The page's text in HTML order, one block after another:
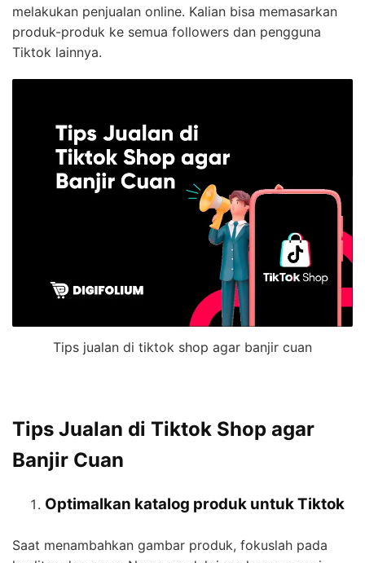
melakukan penjualan online. Kalian bisa memasarkan
produk-produk ke semua followers dan pengguna
Tiktok lainnya.
Tips jualan di tiktok shop agar banjir cuan
Tips Jualan di Tiktok Shop agar
Banjir Cuan
Optimalkan katalog produk untuk Tiktok
Saat menambahkan gambar produk, fokuslah pada